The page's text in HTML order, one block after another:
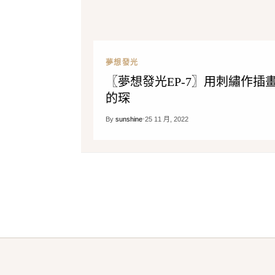
夢想發光
〖夢想發光EP-7〗用刺繡作插
的琛
By sunshine•25 11 月, 2022